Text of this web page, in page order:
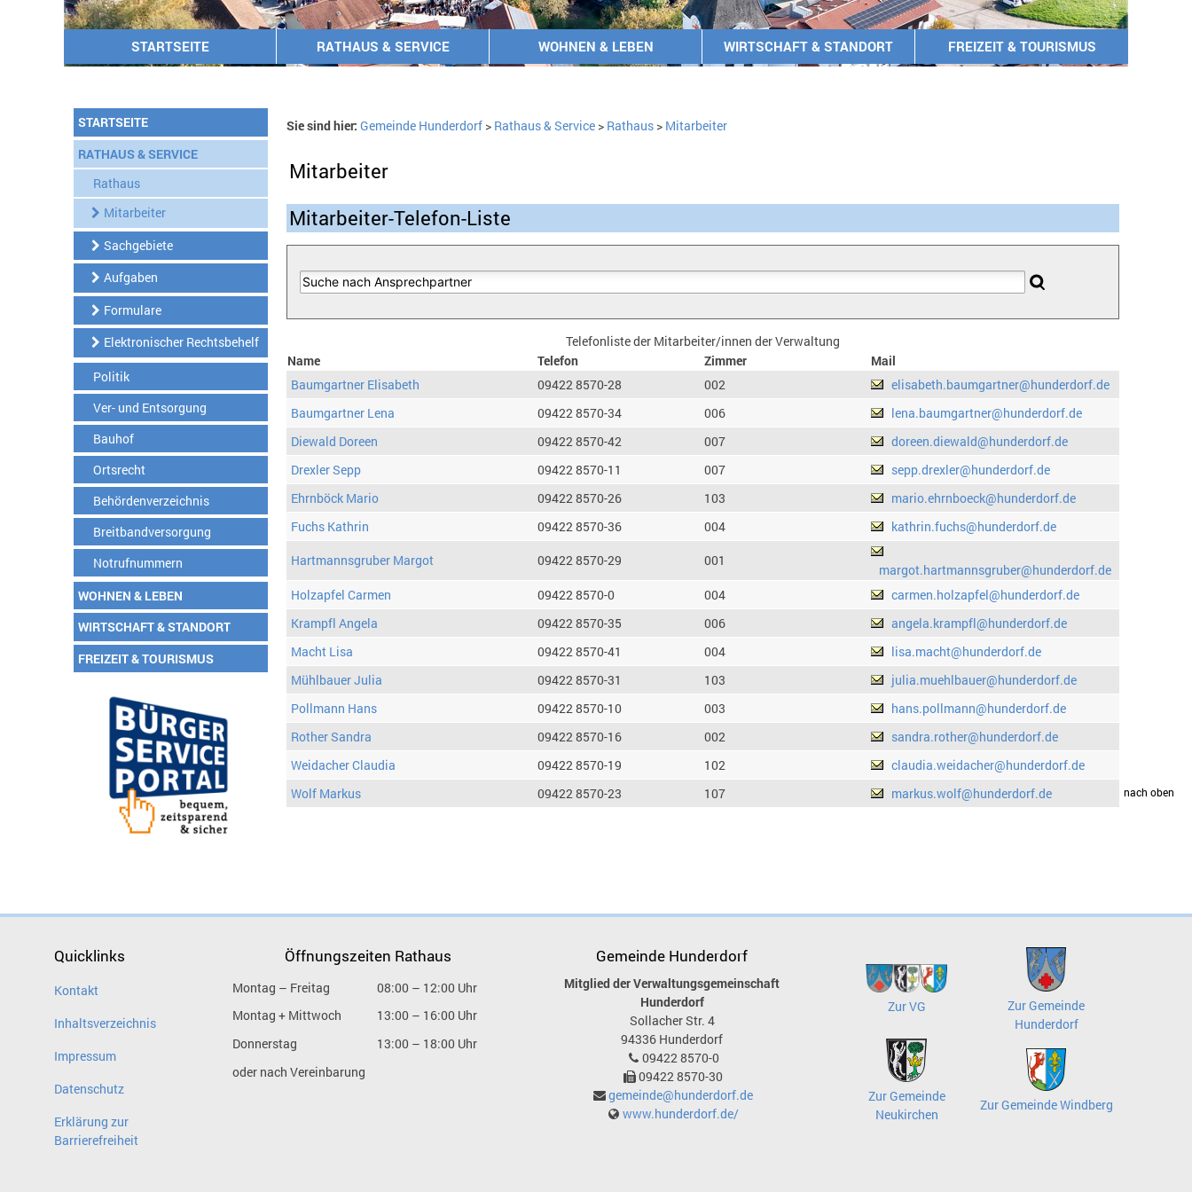
STARTSEITE RATHAUS & SERVICE WOHNEN & LEBEN WIRTSCHAFT & STANDORT FREIZEIT & TOURISMUS
STARTSEITE
RATHAUS & SERVICE
Rathaus
Mitarbeiter
Sachgebiete
Aufgaben
Formulare
Elektronischer Rechtsbehelf
Politik
Ver- und Entsorgung
Bauhof
Ortsrecht
Behördenverzeichnis
Breitbandversorgung
Notrufnummern
WOHNEN & LEBEN
WIRTSCHAFT & STANDORT
FREIZEIT & TOURISMUS
Sie sind hier: Gemeinde Hunderdorf> Rathaus & Service> Rathaus> Mitarbeiter
Mitarbeiter
Mitarbeiter-Telefon-Liste
Telefonliste der Mitarbeiter/innen der Verwaltung
Name
Telefon Zimmer
Mail
Baumgartner Elisabeth
09422 8570-28 002
elisabeth.baumgartner@hunderdorf.de
Baumgartner Lena
09422 8570-34 006
lena.baumgartner@hunderdorf.de
Diewald Doreen
09422 8570-42 007
doreen.diewald@hunderdorf.de
Drexler Sepp
09422 8570-11 007
sepp.drexler@hunderdorf.de
Ehrnböck Mario
09422 8570-26 103
mario.ehrnboeck@hunderdorf.de
Fuchs Kathrin
09422 8570-36 004
kathrin.fuchs@hunderdorf.de
Hartmannsgruber Margot
09422 8570-29 001
margot.hartmannsgruber@hunderdorf.de
Holzapfel Carmen
09422 8570-0 004
carmen.holzapfel@hunderdorf.de
Krampfl Angela
09422 8570-35 006
angela.krampfl@hunderdorf.de
Macht Lisa
09422 8570-41 004
lisa.macht@hunderdorf.de
Mühlbauer Julia
09422 8570-31 103
julia.muehlbauer@hunderdorf.de
Pollmann Hans
09422 8570-10 003
hans.pollmann@hunderdorf.de
Rother Sandra
09422 8570-16 002
sandra.rother@hunderdorf.de
Weidacher Claudia
09422 8570-19 102
claudia.weidacher@hunderdorf.de
Wolf Markus
09422 8570-23 107 markus.wolf@hunderdorf.dedrucken nach oben
Quicklinks
Kontakt
Inhaltsverzeichnis
Impressum
Datenschutz
Erklärung zur
Barrierefreiheit
Öffnungszeiten Rathaus
Montag – Freitag
08:00 – 12:00 Uhr
Montag + Mittwoch
13:00 – 16:00 Uhr
Donnerstag
13:00 – 18:00 Uhr
oder nach Vereinbarung
Gemeinde Hunderdorf
Mitglied der Verwaltungsgemeinschaft
Hunderdorf
Sollacher Str. 4
94336 Hunderdorf
09422 8570-0
09422 8570-30
gemeinde@hunderdorf.de
www.hunderdorf.de/
Zur VG
Zur Gemeinde
Hunderdorf
Zur Gemeinde
Neukirchen
Zur Gemeinde Windberg